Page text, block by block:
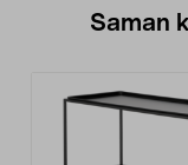
Saman